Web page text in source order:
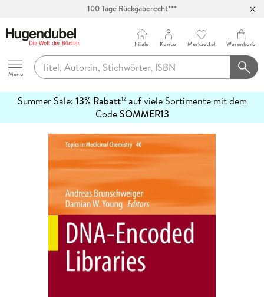
100 Tage Rückgaberecht***
Hugendubel
Menu
Filiale Konto Merkzettel Warenkorb
Summer Sale: 13% Rabatt12auf viele Sortimente mit dem
CodeSOMMER13
erfahren